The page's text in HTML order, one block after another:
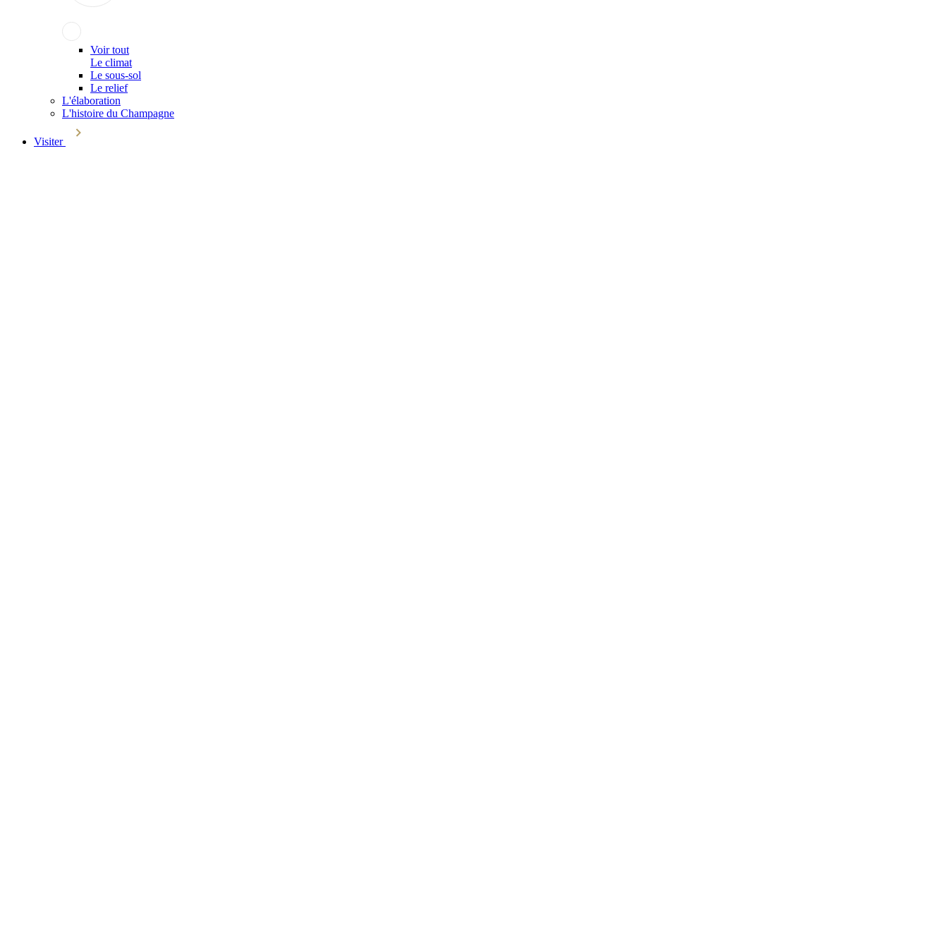
Voir tout
Le climat
Le sous-sol
Le relief
L'élaboration
L'histoire du Champagne
Visiter